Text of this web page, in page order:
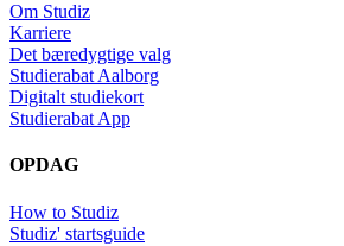
Om Studiz
Karriere
Det bæredygtige valg
Studierabat Aalborg
Digitalt studiekort
Studierabat App
OPDAG
How to Studiz
Studiz' startsguide